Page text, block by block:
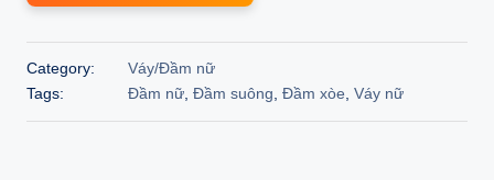
Category:
Váy/Đầm nữ
Tags:
Đầm nữ, Đầm suông, Đầm xòe, Váy nữ